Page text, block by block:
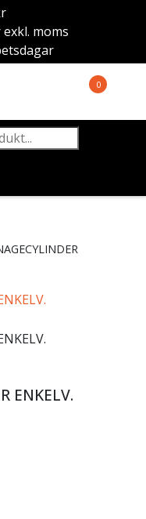
moms
0
ENKELV.